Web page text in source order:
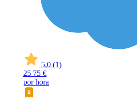
5,0 (1)
25 75 €
por hora